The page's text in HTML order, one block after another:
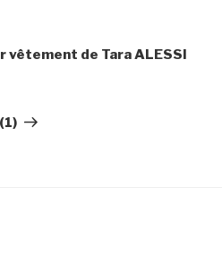
de Tara ALESSI